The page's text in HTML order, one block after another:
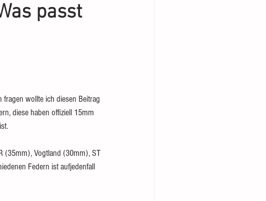
passt
wollte ich diesen Beitrag
diese haben offiziell 15mm
(35mm), Vogtland (30mm), ST
Federn ist aufjedenfall